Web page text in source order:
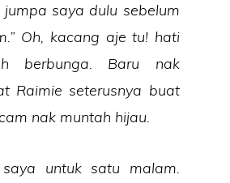
jumpa saya dulu sebelum
Oh, kacang aje tu! hati
berbunga. Baru nak
Raimie seterusnya buat
nak muntah hijau.
saya untuk satu malam.